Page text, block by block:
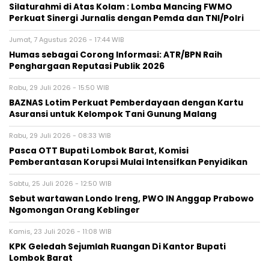
Silaturahmi di Atas Kolam : Lomba Mancing FWMO
Perkuat Sinergi Jurnalis dengan Pemda dan TNI/Polri
Jumat, 7 Agustus 2026 - 17:44 WIB
Humas sebagai Corong Informasi: ATR/BPN Raih
Penghargaan Reputasi Publik 2026
Rabu, 29 Juli 2026 - 15:50 WIB
BAZNAS Lotim Perkuat Pemberdayaan dengan Kartu
Asuransi untuk Kelompok Tani Gunung Malang
Rabu, 29 Juli 2026 - 08:33 WIB
Pasca OTT Bupati Lombok Barat, Komisi
Pemberantasan Korupsi Mulai Intensifkan Penyidikan
Sabtu, 25 Juli 2026 - 12:50 WIB
Sebut wartawan Londo Ireng, PWO IN Anggap Prabowo
Ngomongan Orang Keblinger
Kamis, 23 Juli 2026 - 11:08 WIB
KPK Geledah Sejumlah Ruangan Di Kantor Bupati
Lombok Barat